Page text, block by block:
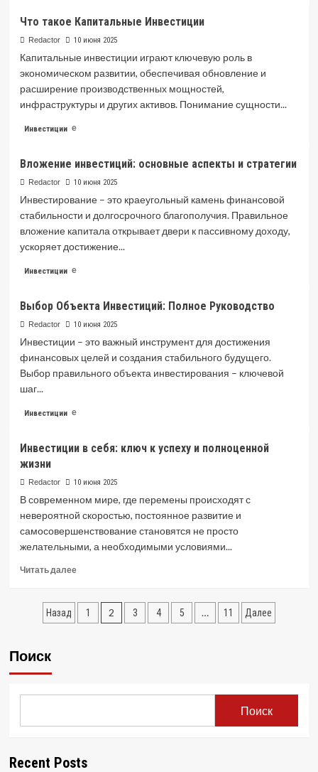
Инвестиции
в
Возможности
и
Риски
Что такое Капитальные Инвестиции
Redactor 10 июня 2025
Капитальные инвестиции играют ключевую роль в
экономическом развитии, обеспечивая обновление и
расширение производственных мощностей,
инфраструктуры и других активов. Понимание сущности...
Читать далееRead
Что
такое
Инвестиции
Инвестиции
Вложение инвестиций: основные аспекты и стратегии
Redactor 10 июня 2025
Инвестирование – это краеугольный камень финансовой
стабильности и долгосрочного благополучия. Правильное
вложение капитала открывает двери к пассивному доходу,
ускоряет достижение...
Читать далееRead
Вложение
инвестиций:
аспекты
и
стратегии
Инвестиции
Выбор Объекта Инвестиций: Полное Руководство
Redactor 10 июня 2025
Инвестиции – это важный инструмент для достижения
финансовых целей и создания стабильного будущего.
Выбор правильного объекта инвестирования – ключевой
шаг...
Читать далееRead
Выбор
Инвестиций:
Руководство
Инвестиции
Инвестиции в себя: ключ к успеху и полноценной
жизни
Redactor 10 июня 2025
В современном мире, где перемены происходят с
невероятной скоростью, постоянное развитие и
самосовершенствование становятся не просто
желательными, а необходимыми условиями...
Читать далееRead
Инвестиции
в
Пагинация
Назад 1 2 3 4 5 … 11 Далее
Поиск
Поиск
Recent Posts